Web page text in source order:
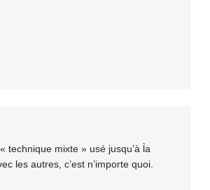
technique mixte » usé jusqu’à l̀a
les autres, c’est n’importe quoi.